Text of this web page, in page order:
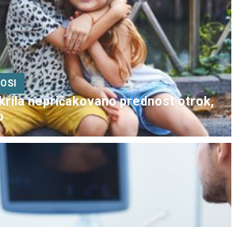
nepričakovano prednost otrok,